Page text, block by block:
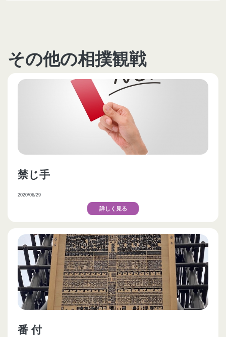
その他の相撲観戦
禁じ手
2020/06/29
詳しく見る
番 付